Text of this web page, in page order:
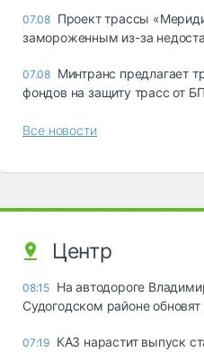
07.08 Проект трассы
замороженным из-за
07.08 Минтранс предлагает
фондов на защиту трасс от
Все новости
Центр
08:15 На автодороге
Судогодском районе
07:19 КАЗ нарастит выпуск